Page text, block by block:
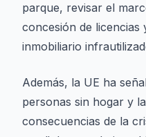
parque, revisar el
concesión de licencias
inmobiliario
Además, la UE ha
personas sin hogar y
consecuencias de la